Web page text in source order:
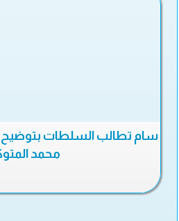
سام تطالب السلطات بتوضيح
محمد